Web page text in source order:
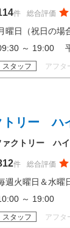
件 総合評価
曜日（祝日の
～ 19:00
スタッフ アフタ
トリー ハ
ァクトリー ハ
件 総合評価
週火曜日＆水曜
～ 19:00
スタッフ アフタ